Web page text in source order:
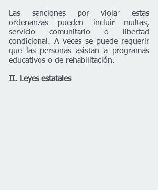
Las sanciones por violar estas
ordenanzas pueden incluir multas,
servicio comunitario o libertad
condicional. A veces se puede requerir
que las personas asistan a programas
educativos o de rehabilitación.
II. Leyes estatales